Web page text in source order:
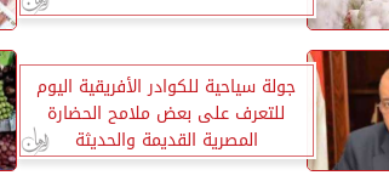
جولة سياحية للكوادر الأفريقية اليوم
للتعرف على بعض ملامح الحضارة
المصرية القديمة والحديثة